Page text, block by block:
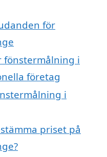
för
fönstermålning i
företag
i
priset på